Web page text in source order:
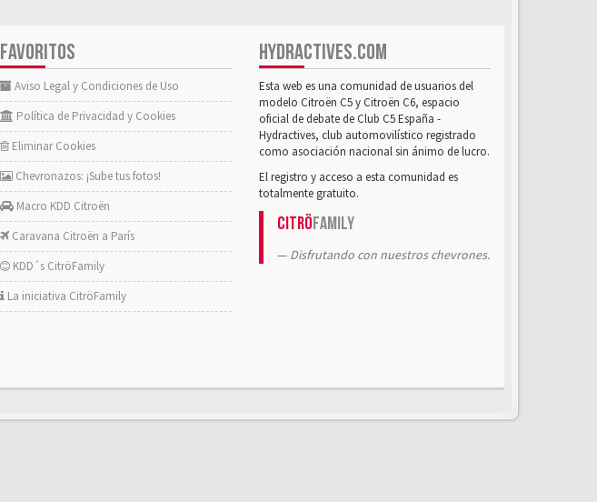
FAVORITOS
Aviso Legal y Condiciones de Uso
Política de Privacidad y Cookies
Eliminar Cookies
Chevronazos: ¡Sube tus fotos!
Macro KDD Citroën
Caravana Citroën a París
KDD´s CitröFamily
La iniciativa CitröFamily
HYDRACTIVES.COM
Esta web es una comunidad de usuarios del
modelo Citroën C5 y Citroën C6, espacio
oficial de debate de Club C5 España -
Hydractives, club automovilístico registrado
como asociación nacional sin ánimo de lucro.
El registro y acceso a esta comunidad es
totalmente gratuito.
CitröFamily
Disfrutando con nuestros chevrones.